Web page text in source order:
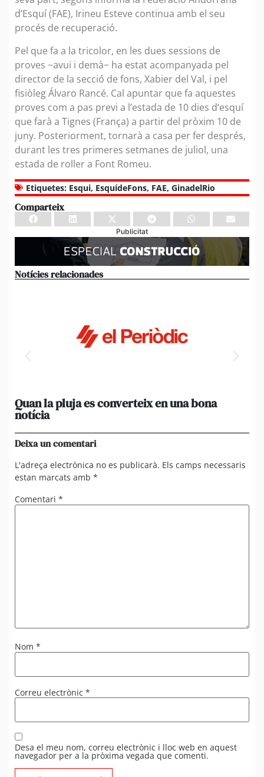
d’Esquí (FAE), Irineu Esteve continua amb el seu
procés de recuperació.
Pel que fa a la tricolor, en les dues sessions de
proves −avui i demà− ha estat acompanyada pel
director de la secció de fons, Xabier del Val, i pel
fisiòleg Álvaro Rancé. Cal apuntar que fa aquestes
proves com a pas previ a l’estada de 10 dies d’esquí
que farà a Tignes (França) a partir del pròxim 10 de
juny. Posteriorment, tornarà a casa per fer després,
durant les tres primeres setmanes de juliol, una
estada de roller a Font Romeu.
Etiquetes: Esqui, EsquídeFons, FAE, GinadelRio
Comparteix
Publicitat
Notícies relacionades
Quan la pluja es converteix en una bona
notícia
Deixa un comentari
L'adreça electrònica no es publicarà. Els camps necessaris
estan marcats amb *
Comentari *
Nom *
Correu electrònic *
Desa el meu nom, correu electrònic i lloc web en aquest
navegador per a la pròxima vegada que comenti.